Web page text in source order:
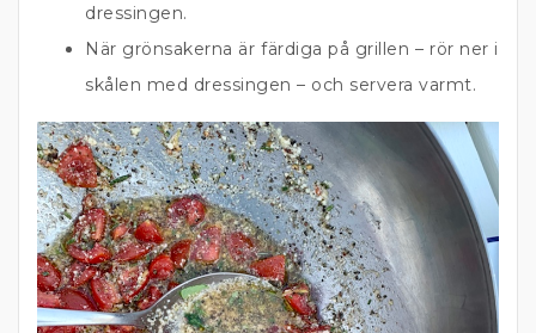
dressingen.
När grönsakerna är färdiga på grillen – rör ner i
skålen med dressingen – och servera varmt.